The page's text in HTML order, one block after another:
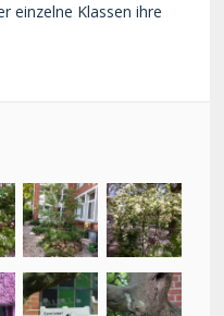
einzelne Klassen ihre